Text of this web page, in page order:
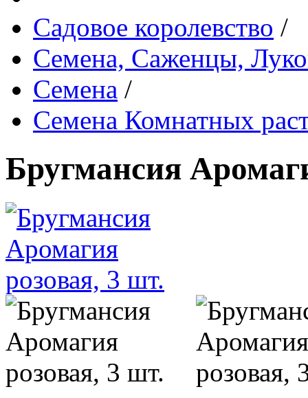
Садовое королевство /
Семена, Саженцы,
Семена /
Семена Комнатных
Бругмансия